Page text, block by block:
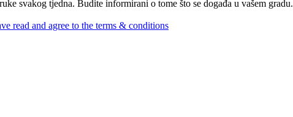
svakog tjedna. Budite informirani o tome što se događa u vašem gradu.
read and agree to the terms & conditions